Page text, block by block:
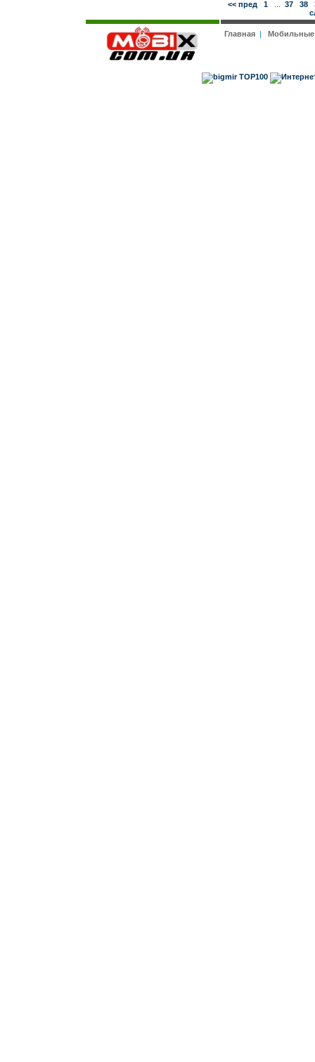
<< пред 1... 37 38
Главная|